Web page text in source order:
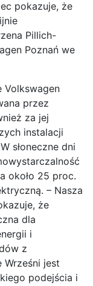
pokazuje, że
Pillich-
Poznań we
Volkswagen
przez
za jej
instalacji
słoneczne dni
około 25 proc.
– Nasza
że
dla
i
z
Wrześni jest
podejścia i